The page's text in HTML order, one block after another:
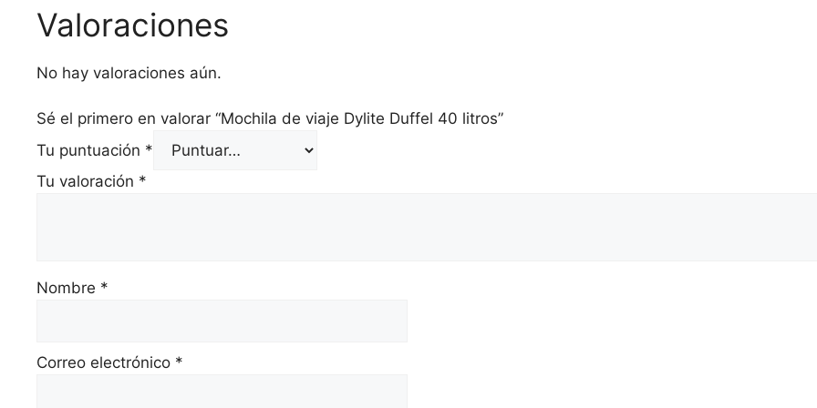
Valoraciones
No hay valoraciones aún.
Sé el primero en valorar “Mochila de viaje Dylite Duffel 40 litros”
Tu puntuación *
Tu valoración *
Nombre *
Correo electrónico *